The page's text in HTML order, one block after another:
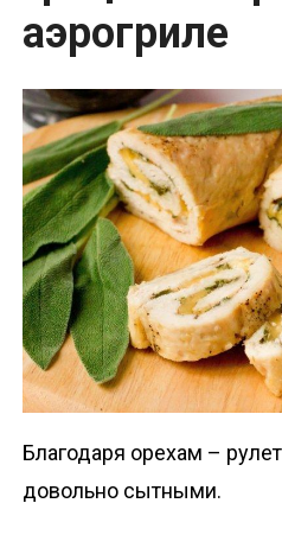
аэрогриле
Благодаря орехам –
довольно сытными.